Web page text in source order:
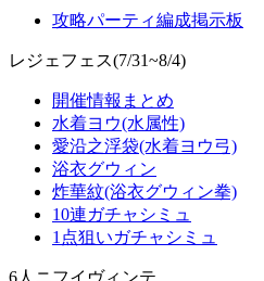
攻略パーティ編成掲示板
レジェフェス(7/31~8/4)
開催情報まとめ
水着ヨウ(水属性)
愛沿之浮袋(水着ヨウ弓)
浴衣グウィン
炸華紋(浴衣グウィン拳)
10連ガチャシミュ
1点狙いガチャシミュ
6人ニフイヴィンテ